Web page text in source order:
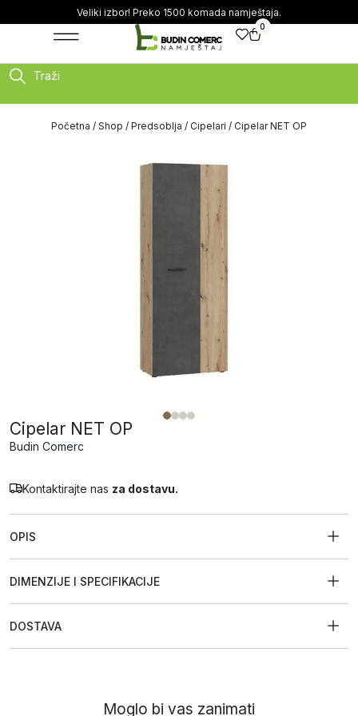
Veliki izbor! Preko 1500 komada namještaja.
0
Traži
Početna / Shop / Predsoblja / Cipelari / Cipelar NET OP
Cipelar NET OP
Budin Comerc
Kontaktirajte nas za dostavu.
OPIS
DIMENZIJE I SPECIFIKACIJE
DOSTAVA
Moglo bi vas zanimati